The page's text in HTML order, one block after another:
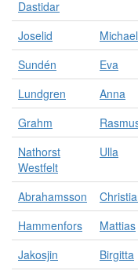
Dastidar
Joselid
Sundén
Eva
Lundgren
Anna
Grahm
Nathorst
Westfelt
Ulla
Abrahamsson
Hammenfors
Mattias
Jakosjin
Birgitta